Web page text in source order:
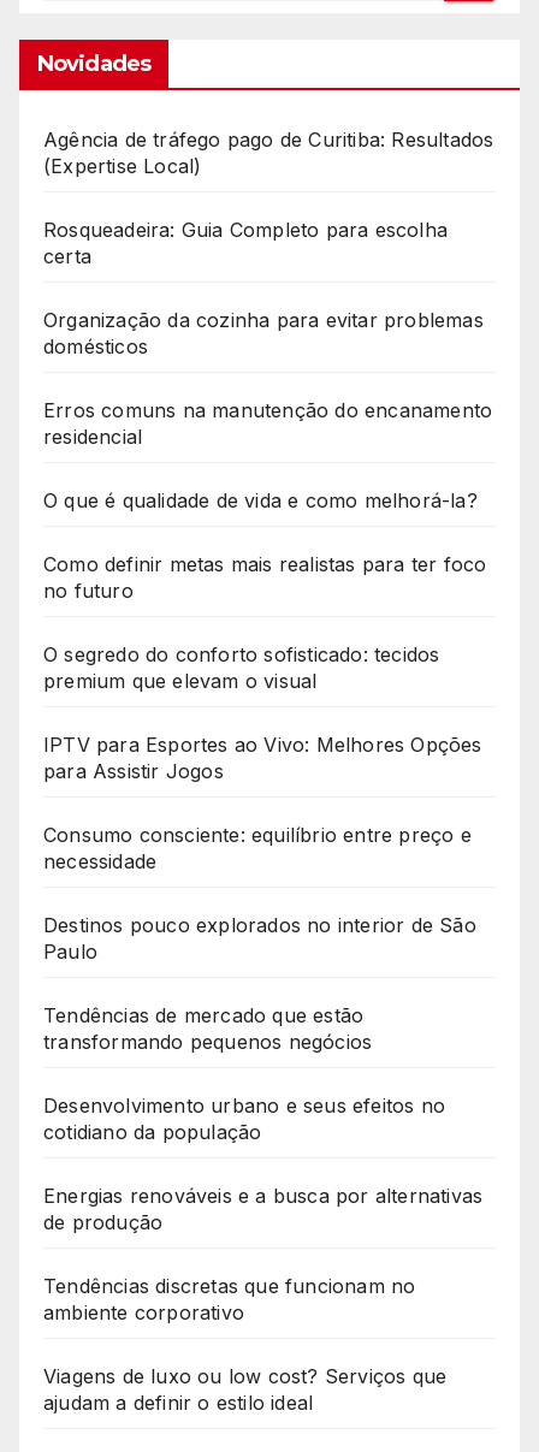
Novidades
Agência de tráfego pago de Curitiba: Resultados
(Expertise Local)
Rosqueadeira: Guia Completo para escolha
certa
Organização da cozinha para evitar problemas
domésticos
Erros comuns na manutenção do encanamento
residencial
O que é qualidade de vida e como melhorá-la?
Como definir metas mais realistas para ter foco
no futuro
O segredo do conforto sofisticado: tecidos
premium que elevam o visual
IPTV para Esportes ao Vivo: Melhores Opções
para Assistir Jogos
Consumo consciente: equilíbrio entre preço e
necessidade
Destinos pouco explorados no interior de São
Paulo
Tendências de mercado que estão
transformando pequenos negócios
Desenvolvimento urbano e seus efeitos no
cotidiano da população
Energias renováveis e a busca por alternativas
de produção
Tendências discretas que funcionam no
ambiente corporativo
Viagens de luxo ou low cost? Serviços que
ajudam a definir o estilo ideal